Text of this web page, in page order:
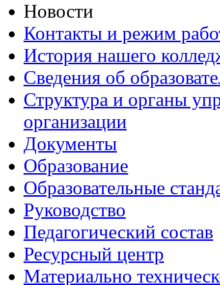
Новости
Контакты и режим
История нашего
Сведения об
Структура и органы
организации
Документы
Образование
Образовательные
Руководство
Педагогический состав
Ресурсный центр
Материально